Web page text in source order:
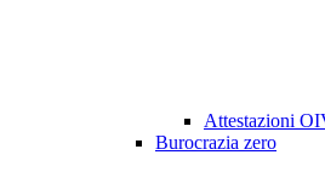
Attestazioni
Burocrazia zero